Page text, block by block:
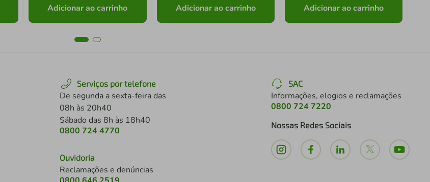
Adicionar ao carrinho Adicionar ao carrinho Adicionar ao carrinho
Serviços por telefone
De segunda a sexta-feira das
08h às 20h40
Sábado das 8h às 18h40
0800 724 4770
Ouvidoria
Reclamações e denúncias
SAC
Informações, elogios e reclamações
0800 724 7220
Nossas Redes Sociais